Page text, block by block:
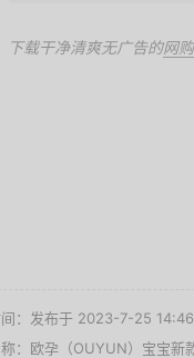
下载干净清爽无广告的网
间：发布于 2023-7-25 14:46
： 欧孕（OUYUN）宝宝新